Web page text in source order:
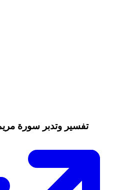
تفسير وتدبر سورة